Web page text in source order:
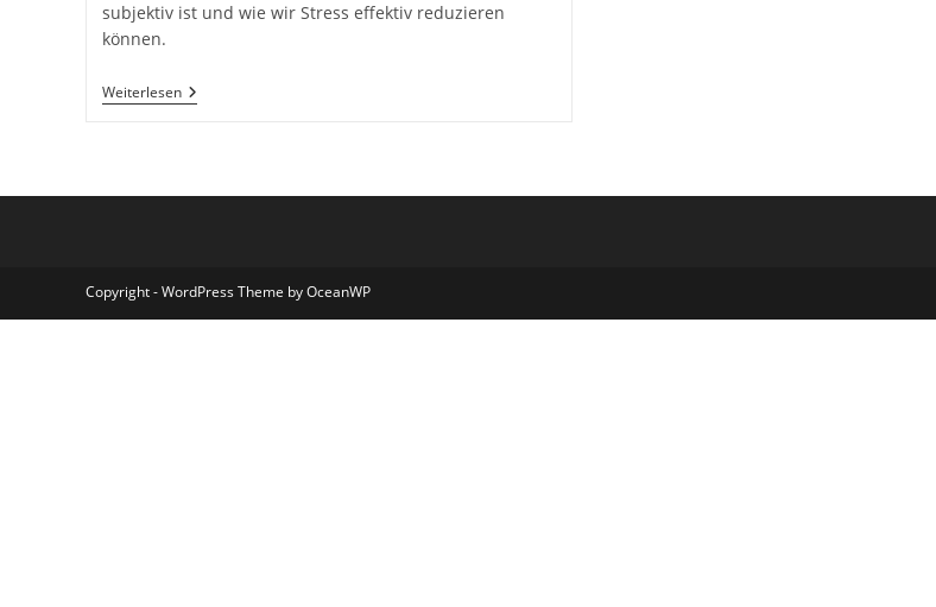
subjektiv ist und wie wir Stress effektiv reduzieren
können.
WeiterlesenStress
Ist
Copyright - WordPress Theme by OceanWP